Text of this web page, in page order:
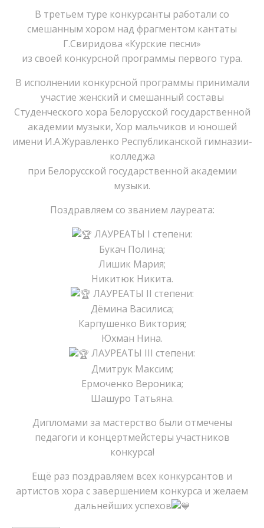
В третьем туре конкурсанты работали со
смешанным хором над фрагментом кантаты
Г.Свиридова «Курские песни»
из своей конкурсной программы первого тура.
В исполнении конкурсной программы принимали
участие женский и смешанный составы
Студенческого хора Белорусской государственной
академии музыки, Хор мальчиков и юношей
имени И.А.Журавленко Республиканской гимназии-
колледжа
при Белорусской государственной академии
музыки.
Поздравляем со званием лауреата:
ЛАУРЕАТЫ I степени:
Букач Полина;
Лишик Мария;
Никитюк Никита.
ЛАУРЕАТЫ II степени:
Дёмина Василиса;
Карпушенко Виктория;
Юхман Нина.
ЛАУРЕАТЫ III степени:
Дмитрук Максим;
Ермоченко Вероника;
Шашуро Татьяна.
Дипломами за мастерство были отмечены
педагоги и концертмейстеры участников
конкурса!
Ещё раз поздравляем всех конкурсантов и
артистов хора с завершением конкурса и желаем
дальнейших успехов